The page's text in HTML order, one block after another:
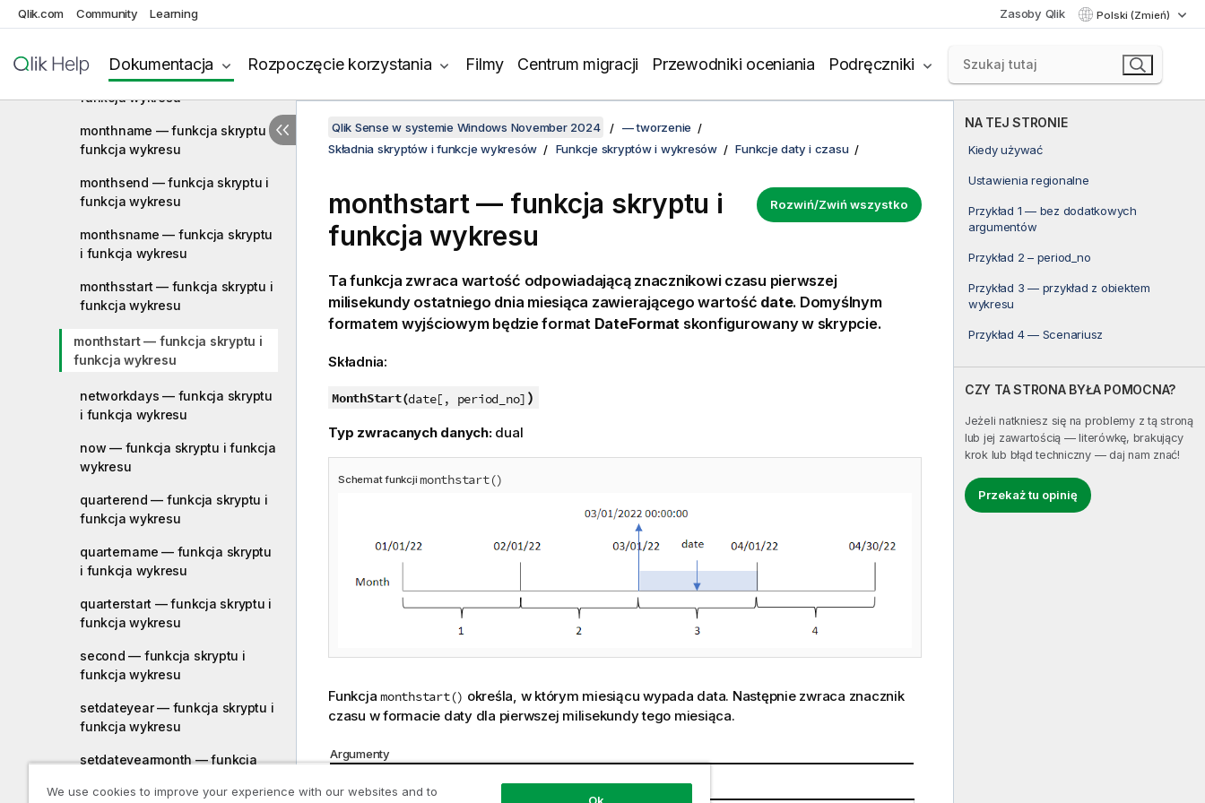
Qlik.com Community Learning Zasoby Qlik Polski (Zmień)
Dokumentacja Rozpoczęcie korzystania Filmy Centrum migracji Przewodniki oceniania Podręczniki
month — funkcja skryptu i
monthend — funkcja skryptu i
funkcja wykresu
monthname — funkcja skryptu i
funkcja wykresu
monthsend — funkcja skryptu i
funkcja wykresu
monthsname — funkcja skryptu
i funkcja wykresu
monthsstart — funkcja skryptu i
funkcja wykresu
monthstart — funkcja skryptu i
funkcja wykresu
networkdays — funkcja skryptu
i funkcja wykresu
now — funkcja skryptu i funkcja
wykresu
quarterend — funkcja skryptu i
funkcja wykresu
quartername — funkcja skryptu
i funkcja wykresu
quarterstart — funkcja skryptu i
funkcja wykresu
second — funkcja skryptu i
funkcja wykresu
setdateyear — funkcja skryptu i
funkcja wykresu
setdateyearmonth — funkcja
NA TEJ STRONIE
Kiedy używać
Ustawienia regionalne
Przykład 1 — bez dodatkowych
argumentów
Przykład 2 – period_no
Przykład 3 — przykład z obiektem
wykresu
Przykład 4 — Scenariusz
CZY TA STRONA BYŁA POMOCNA?
Jeżeli natkniesz się na problemy z tą stroną
lub jej zawartością — literówkę, brakujący
krok lub błąd techniczny — daj nam znać!
Przekaż tu opinię
Qlik Sense w systemie Windows November 2024
— tworzenie
Składnia skryptów i funkcje wykresów
Funkcje skryptów i wykresów Funkcje daty i czasu
Rozwiń/Zwiń wszystko
monthstart — funkcja skryptu i
funkcja wykresu
Ta funkcja zwraca wartość odpowiadającą znacznikowi czasu pierwszej
milisekundy ostatniego dnia miesiąca zawierającego wartość date. Domyślnym
formatem wyjściowym będzie format DateFormat skonfigurowany w skrypcie.
Składnia:
MonthStart(date[, period_no] )
Typ zwracanych danych: dual
Schemat funkcji monthstart()
Funkcja monthstart() określa, w którym miesiącu wypada data. Następnie zwraca znacznik
czasu w formacie daty dla pierwszej milisekundy tego miesiąca.
Argumenty
We use cookies to improve your experience with our websites and to